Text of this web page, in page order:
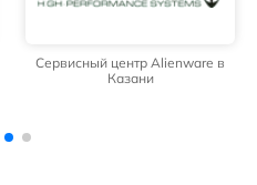
Сервисный центр Alienware в
Казани